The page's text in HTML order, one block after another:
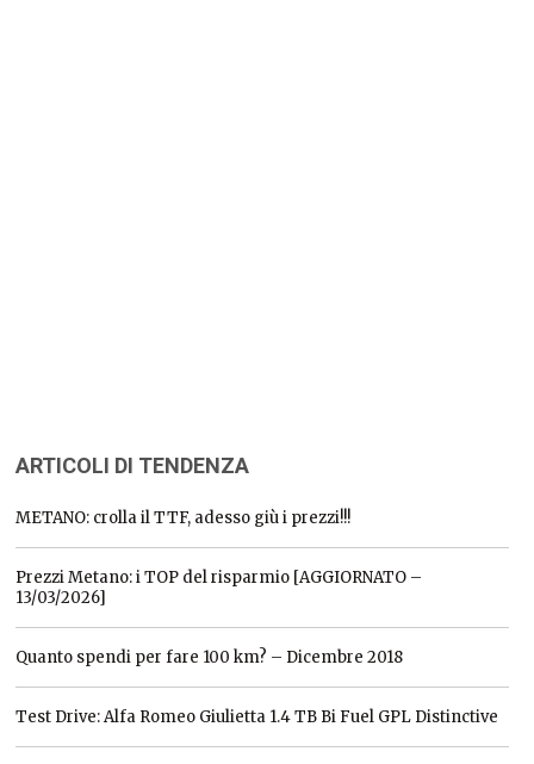
ARTICOLI DI TENDENZA
METANO: crolla il TTF, adesso giù i prezzi!!!
Prezzi Metano: i TOP del risparmio [AGGIORNATO –
13/03/2026]
Quanto spendi per fare 100 km? – Dicembre 2018
Test Drive: Alfa Romeo Giulietta 1.4 TB Bi Fuel GPL Distinctive